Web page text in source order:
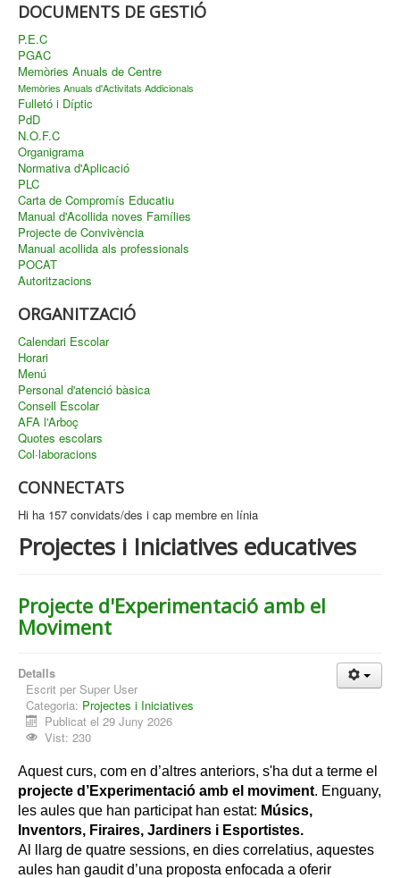
DOCUMENTS DE GESTIÓ
P.E.C
PGAC
Memòries Anuals de Centre
Memòries Anuals d'Activitats Addicionals
Fulletó i Díptic
PdD
N.O.F.C
Organigrama
Normativa d'Aplicació
PLC
Carta de Compromís Educatiu
Manual d'Acollida noves Famílies
Projecte de Convivència
Manual acollida als professionals
POCAT
Autoritzacions
ORGANITZACIÓ
Calendari Escolar
Horari
Menú
Personal d'atenció bàsica
Consell Escolar
AFA l'Arboç
Quotes escolars
Col·laboracions
CONNECTATS
Hi ha 157 convidats/des i cap membre en línia
Projectes i Iniciatives educatives
Projecte d'Experimentació amb el
Moviment
Detalls
Escrit per Super User
Categoria: Projectes i Iniciatives
Publicat el 29 Juny 2026
Vist: 230
projecte d’Experimentació amb el moviment. Enguany,
les aules que han participat han estat: Músics,
Inventors, Firaires, Jardiners i Esportistes.
Al llarg de quatre sessions, en dies correlatius, aquestes
aules han gaudit d’una proposta enfocada a oferir